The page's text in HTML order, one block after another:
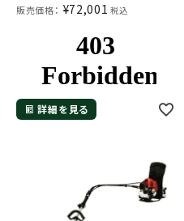
利用ガイド
メールでのお問い合わ
info@agriz.net
販売価格： ¥72,001 税込
詳細を見る